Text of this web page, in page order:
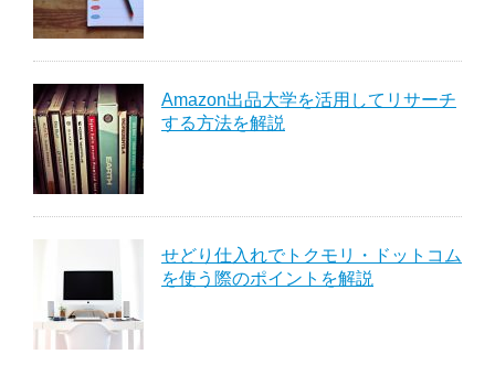
Amazon出品大学を活用してリサーチ
する方法を解説
せどり仕入れでトクモリ・ドットコム
を使う際のポイントを解説